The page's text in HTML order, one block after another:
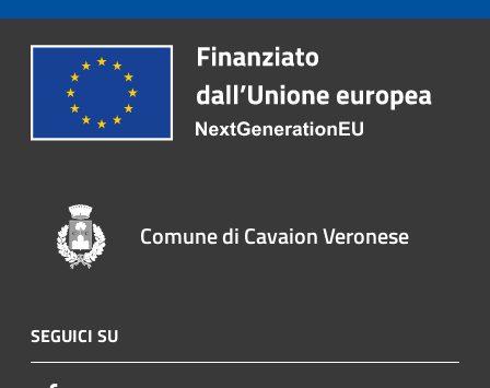
Comune di Cavaion Veronese
SEGUICI SU